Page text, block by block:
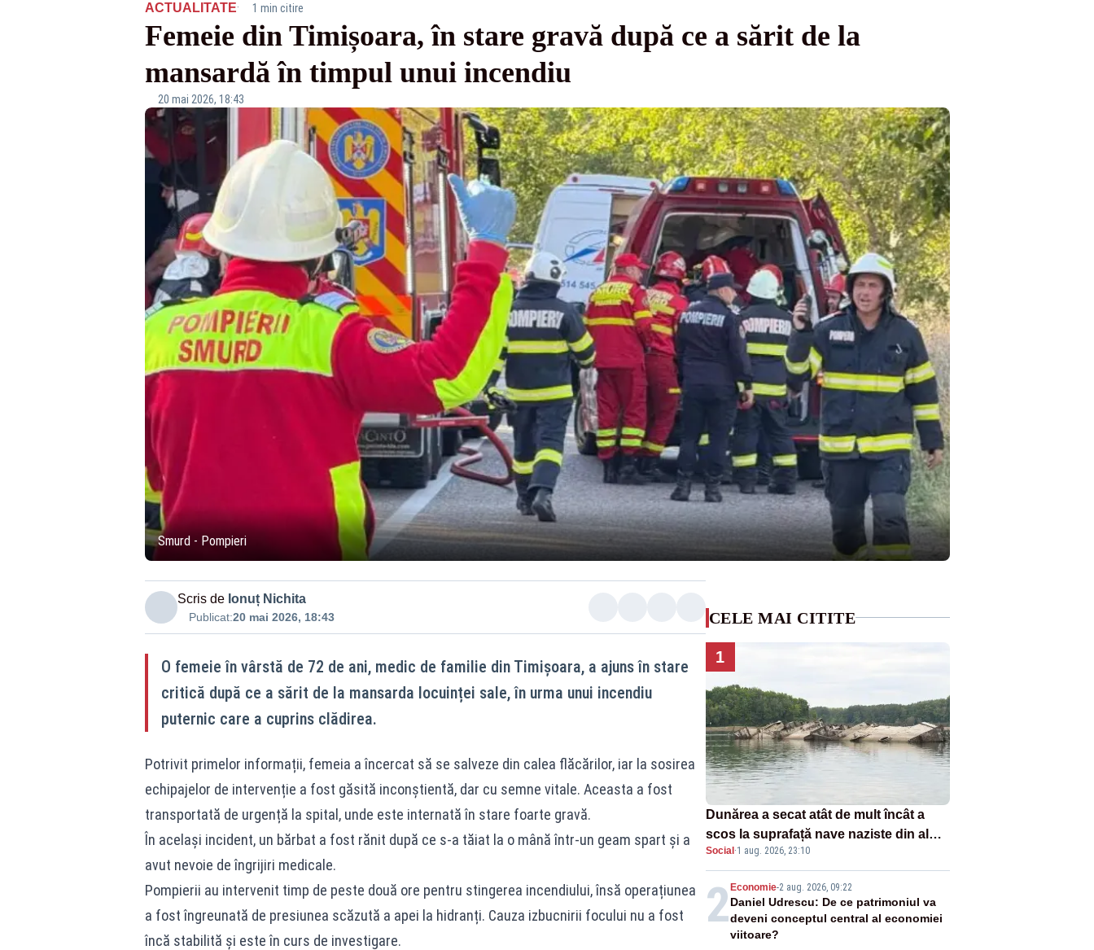
ACTUALITATE· 1 min citire
Femeie din Timișoara, în stare gravă după ce a sărit de la
mansardă în timpul unui incendiu
20 mai 2026, 18:43
Smurd - Pompieri
Scris de Ionuț Nichita
Publicat:20 mai 2026, 18:43
O femeie în vârstă de 72 de ani, medic de familie din Timișoara, a ajuns în stare
critică după ce a sărit de la mansarda locuinței sale, în urma unui incendiu
puternic care a cuprins clădirea.
Potrivit primelor informații, femeia a încercat să se salveze din calea flăcărilor, iar la sosirea
echipajelor de intervenție a fost găsită inconștientă, dar cu semne vitale. Aceasta a fost
transportată de urgență la spital, unde este internată în stare foarte gravă.
În același incident, un bărbat a fost rănit după ce s-a tăiat la o mână într-un geam spart și a
avut nevoie de îngrijiri medicale.
Pompierii au intervenit timp de peste două ore pentru stingerea incendiului, însă operațiunea
a fost îngreunată de presiunea scăzută a apei la hidranți. Cauza izbucnirii focului nu a fost
încă stabilită și este în curs de investigare.
CELE MAI CITITE
1
Dunărea a secat atât de mult încât a
scos la suprafață nave naziste din al
doilea război mondial
Social·1 aug. 2026, 23:10
2Economie-2 aug. 2026, 09:22
Daniel Udrescu: De ce patrimoniul va
deveni conceptul central al economiei
viitoare?